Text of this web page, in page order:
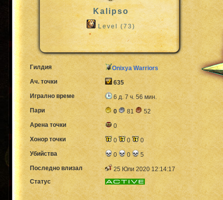
Kalipso
Level (73)
Гилдия
Onixya Warriors
Ач. точки
635
Игрално време
6 д. 7 ч. 56 мин.
Пари
0 81
52
Арена точки
0
Хонор точки
0 0
0
Убийства
0 0
5
Последно влизал
25 Юли 2020 12:14:17
Статус